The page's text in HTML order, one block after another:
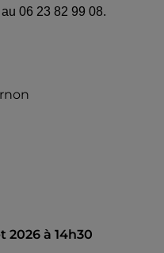
06 23 82 99 08.
2026 à 14h30